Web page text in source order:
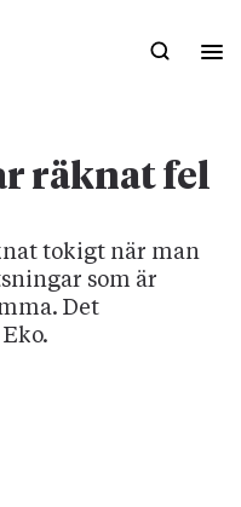
räknat fel
tokigt när man
som är
Det